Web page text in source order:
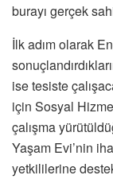
burayı gerçek
İlk adım olarak
ise tesiste
için Sosyal
çalışma
Yaşam Evi’nin
yetkililerine